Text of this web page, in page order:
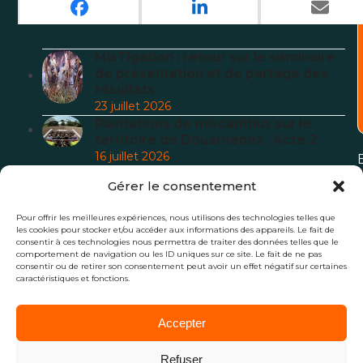
Gérer le consentement
Pour offrir les meilleures expériences, nous utilisons des technologies telles que
les cookies pour stocker et/ou accéder aux informations des appareils. Le fait de
consentir à ces technologies nous permettra de traiter des données telles que le
comportement de navigation ou les ID uniques sur ce site. Le fait de ne pas
consentir ou de retirer son consentement peut avoir un effet négatif sur certaines
caractéristiques et fonctions.
Accepter
Refuser
Articles récents
23 juillet 2026
16 juillet 2026
production Novabiom
Miscanthus et fertilisation azotée :
nouveaux éléments
29 juin 2026
Projet Miscanthus à l’agglo de